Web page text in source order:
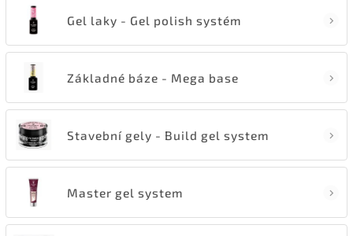
Gel laky - Gel polish systém
Základné báze - Mega base
Stavební gely - Build gel system
Master gel system